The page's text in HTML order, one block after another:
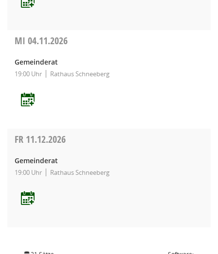
MI 04.11.2026
Gemeinderat
19:00 Uhr Rathaus Schneeberg
FR 11.12.2026
Gemeinderat
19:00 Uhr Rathaus Schneeberg